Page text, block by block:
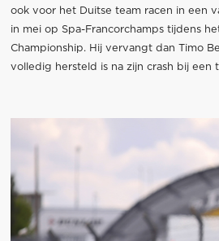
ook voor het Duitse team racen in een
in mei op Spa-Francorchamps tijdens
Championship. Hij vervangt dan Timo
volledig hersteld is na zijn crash bij een